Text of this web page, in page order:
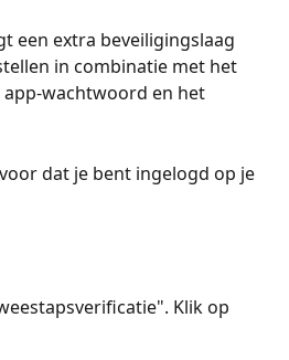
een extra beveiligingslaag
in combinatie met het
wachtwoord en het
dat je bent ingelogd op je
Klik op